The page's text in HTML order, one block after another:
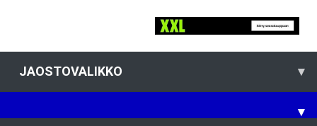
JAOSTOVALIKKO ▾
▾